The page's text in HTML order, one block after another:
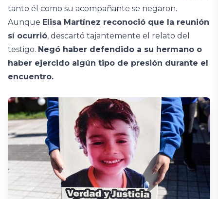
tanto él como su acompañante se negaron.
Aunque Elisa Martínez reconoció que la reunión
sí ocurrió, descartó tajantemente el relato del
testigo. Negó haber defendido a su hermano o
haber ejercido algún tipo de presión durante el
encuentro.